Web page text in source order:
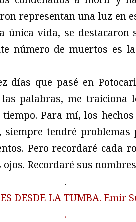
representan una luz en
única vida, se destacaron
número de muertos es
días que pasé en
palabras, me traiciona
Para mí, los
tendré problemas
Pero recordaré cada
ojos. Recordaré sus
.
DESDE LA TUMBA. Emir
.